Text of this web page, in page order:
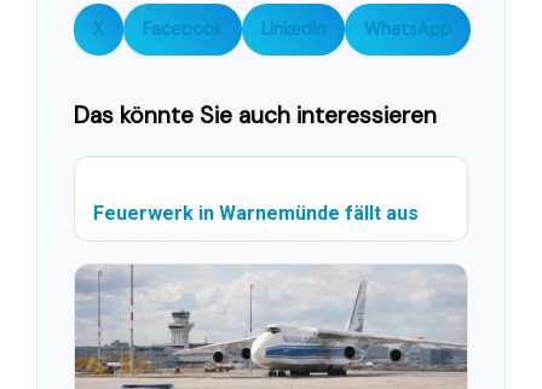
X Facebook LinkedIn WhatsApp
Das könnte Sie auch interessieren
Feuerwerk in Warnemünde fällt aus